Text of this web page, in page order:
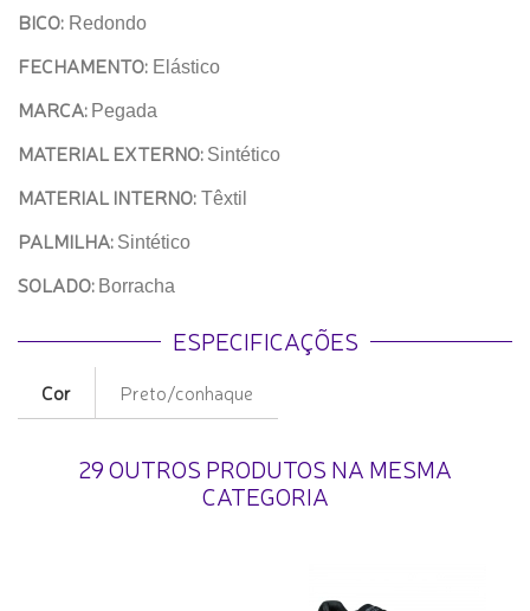
BICO: Redondo
FECHAMENTO: Elástico
MARCA: Pegada
MATERIAL EXTERNO: Sintético
MATERIAL INTERNO: Têxtil
PALMILHA: Sintético
SOLADO: Borracha
ESPECIFICAÇÕES
Cor Preto/conhaque
29 OUTROS PRODUTOS NA MESMA
CATEGORIA